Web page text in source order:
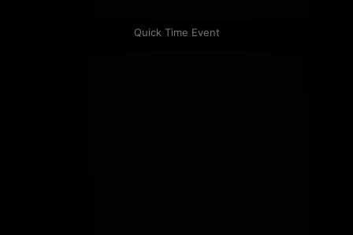
Quick Time Event